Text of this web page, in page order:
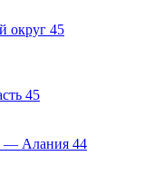
округ 45
45
— Алания 44